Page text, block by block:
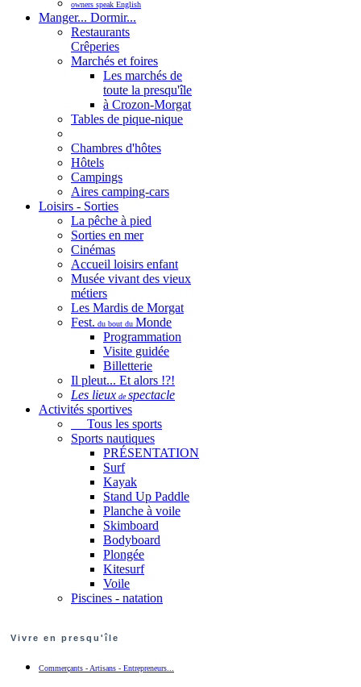
owners speak English
Manger... Dormir...
Restaurants
Crêperies
Marchés et foires
Les marchés de
toute la presqu'île
à Crozon-Morgat
Tables de pique-nique
Chambres d'hôtes
Hôtels
Campings
Aires camping-cars
Loisirs - Sorties
La pêche à pied
Sorties en mer
Cinémas
Accueil loisirs enfant
Musée vivant des vieux
métiers
Les Mardis de Morgat
Fest. du bout du Monde
Programmation
Visite guidée
Billetterie
Il pleut... Et alors !?!
Les lieux despectacle
Activités sportives
Tous les sports
Sports nautiques
PRÉSENTATION
Surf
Kayak
Stand Up Paddle
Planche à voile
Skimboard
Bodyboard
Plongée
Kitesurf
Voile
Piscines - natation
Vivre en presqu'île
Commerçants - Artisans - Entrepreneurs...